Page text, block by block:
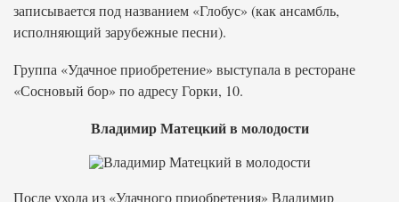
записывается под названием «Глобус» (как ансамбль,
исполняющий зарубежные песни).
Группа «Удачное приобретение» выступала в ресторане
«Сосновый бор» по адресу Горки, 10.
Владимир Матецкий в молодости
После ухода из «Удачного приобретения» Владимир